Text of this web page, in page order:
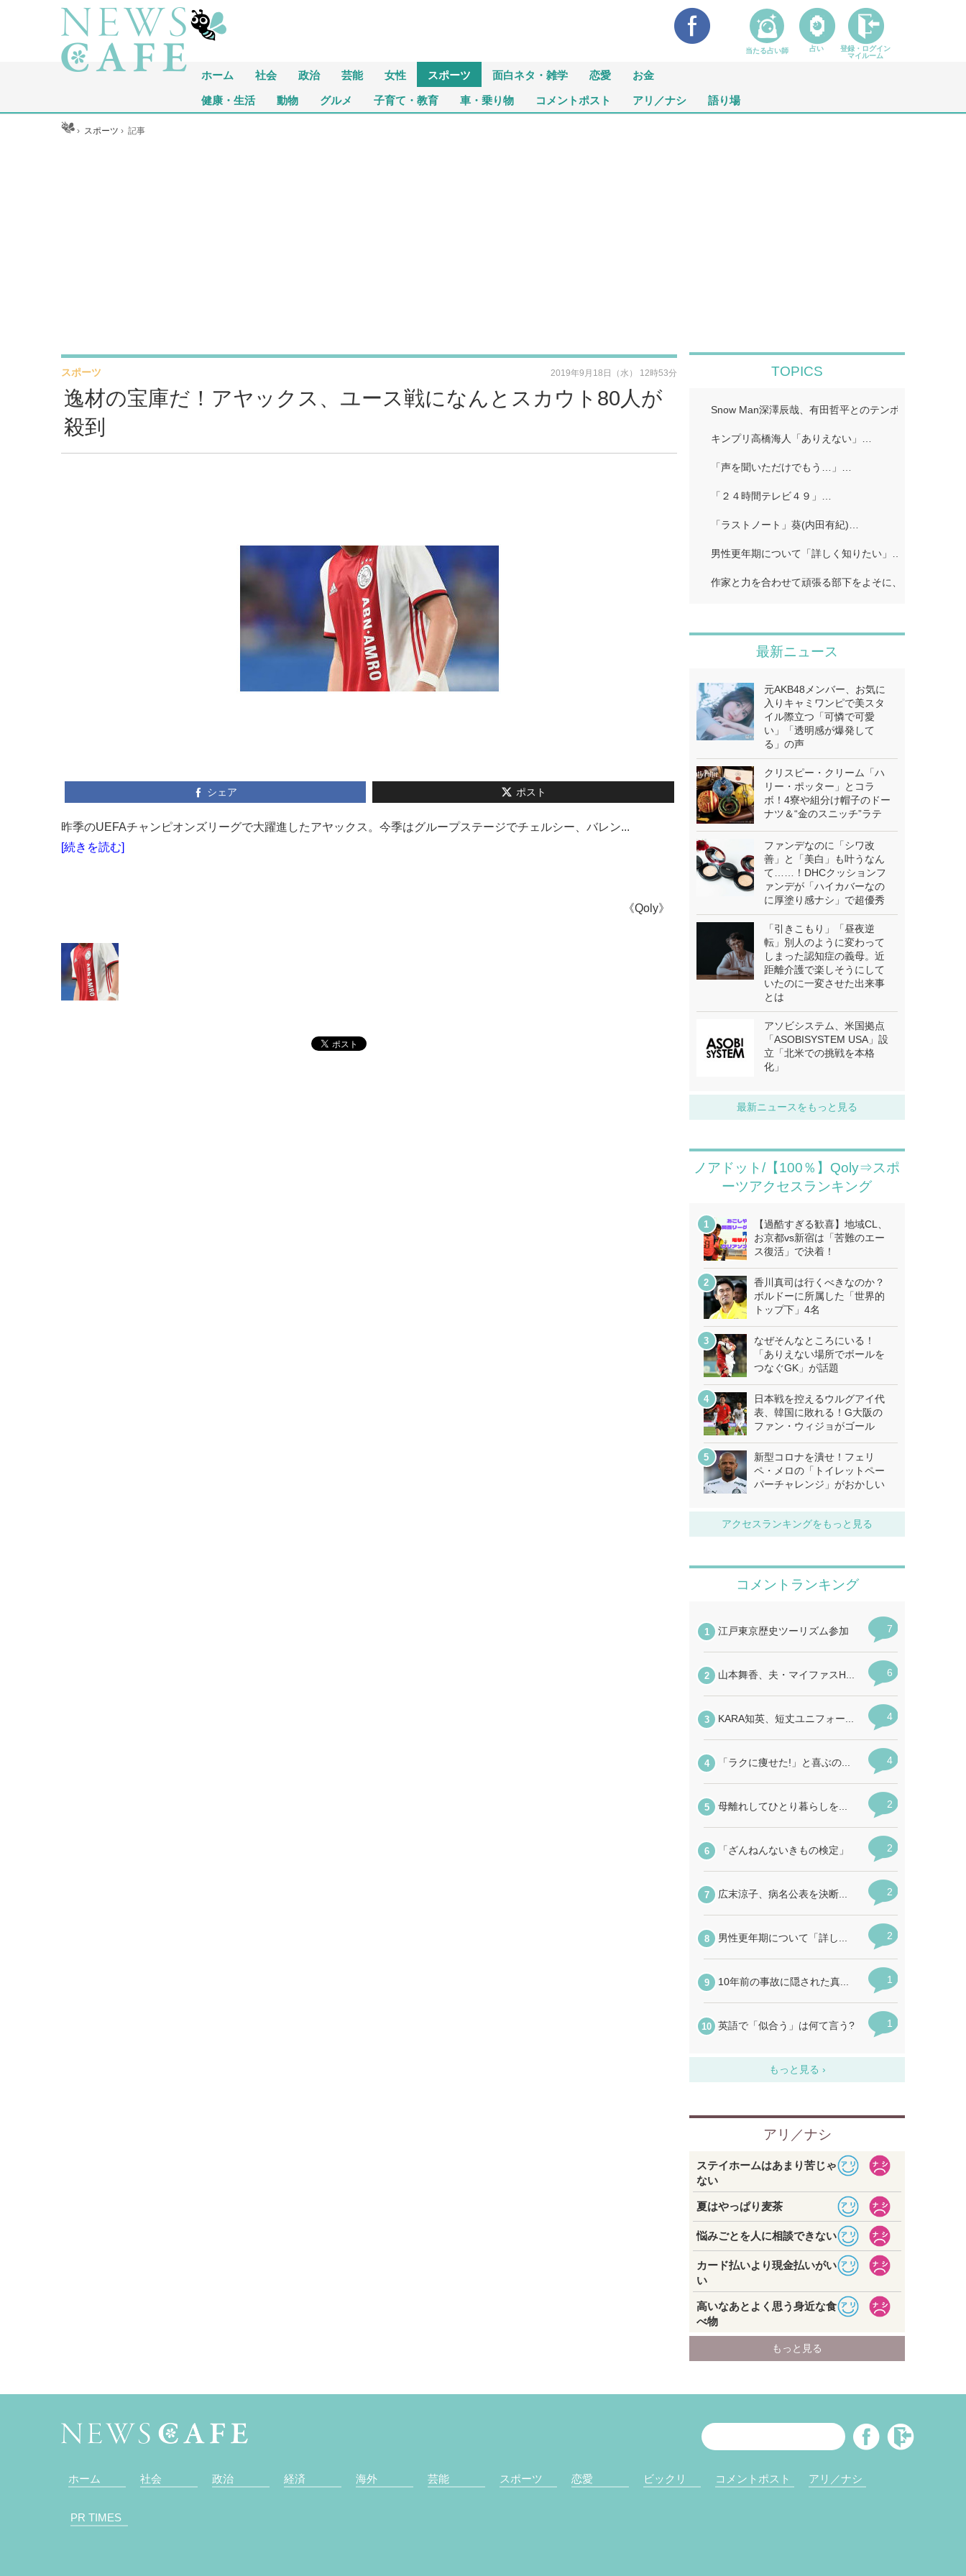
ホーム 社会 政治 芸能 女性 スポーツ 面白ネタ・雑学 恋愛 お金
健康・生活 動物 グルメ 子育て・教育 車・乗り物 コメントポスト アリ／ナシ 語り場
ホーム › スポーツ ›記事
逸材の宝庫だ！アヤックス、ユース戦になんとスカウト80人が
殺到
スポーツ 2019年9月18日（水） 12時53分
シェア ポスト
昨季のUEFAチャンピオンズリーグで大躍進したアヤックス。今季はグループステージでチェルシー、バレン...
[続きを読む]
《Qoly》
TOPICS
Snow Man深澤辰哉、有田哲平とのテンポに手応え “ア
キンプリ高橋海人「ありえない」…
「声を聞いただけでもう…」…
「２４時間テレビ４９」…
「ラストノート」葵(内田有紀)…
男性更年期について「詳しく知りたい」…
作家と力を合わせて頑張る部下をよそに、上司は陰で
最新ニュース
元AKB48メンバー、お気に
入りキャミワンピで美スタ
イル際立つ「可憐で可愛
い」「透明感が爆発して
る」の声
クリスピー・クリーム「ハ
リー・ポッター」とコラ
ボ！4寮や組分け帽子のドー
ナツ＆“金のスニッチ”ラテ
ファンデなのに「シワ改
善」と「美白」も叶うなん
て……！DHCクッションフ
ァンデが「ハイカバーなの
に厚塗り感ナシ」で超優秀
「引きこもり」「昼夜逆
転」別人のように変わって
しまった認知症の義母。近
距離介護で楽しそうにして
いたのに一変させた出来事
とは
アソビシステム、米国拠点
「ASOBISYSTEM USA」設
立「北米での挑戦を本格
化」
最新ニュースをもっと見る
ノアドット/【100％】Qoly⇒スポ
ーツアクセスランキング
【過酷すぎる歓喜】地域CL、
お京都vs新宿は「苦難のエー
ス復活」で決着！
香川真司は行くべきなのか？
ボルドーに所属した「世界的
トップ下」4名
なぜそんなところにいる！
「ありえない場所でボールを
つなぐGK」が話題
日本戦を控えるウルグアイ代
表、韓国に敗れる！G大阪の
ファン・ウィジョがゴール
新型コロナを潰せ！フェリ
ペ・メロの「トイレットペー
パーチャレンジ」がおかしい
アクセスランキングをもっと見る
ホーム 社会 政治 経済 海外 芸能 スポーツ 恋愛 ビックリ コメントポスト アリ／ナシ
PR TIMES
当たる占い師 占い
登録・ログイン
マイルーム